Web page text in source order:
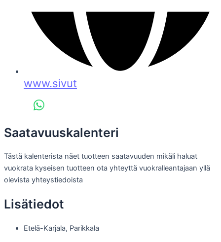
www.sivut
Saatavuuskalenteri
Tästä kalenterista näet tuotteen saatavuuden mikäli haluat
vuokrata kyseisen tuotteen ota yhteyttä vuokralleantajaan yllä
olevista yhteystiedoista
Lisätiedot
Etelä-Karjala, Parikkala